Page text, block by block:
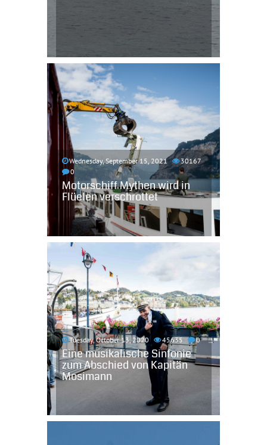
Wednesday, September 15, 2021
30167
0
Motorschiff Mythen wird in
Flüelen verschrottet
Tuesday, October 13, 2020 45635 0
Eine musikalische Sinfonie
zum Abschied von Kapitän
Mosimann